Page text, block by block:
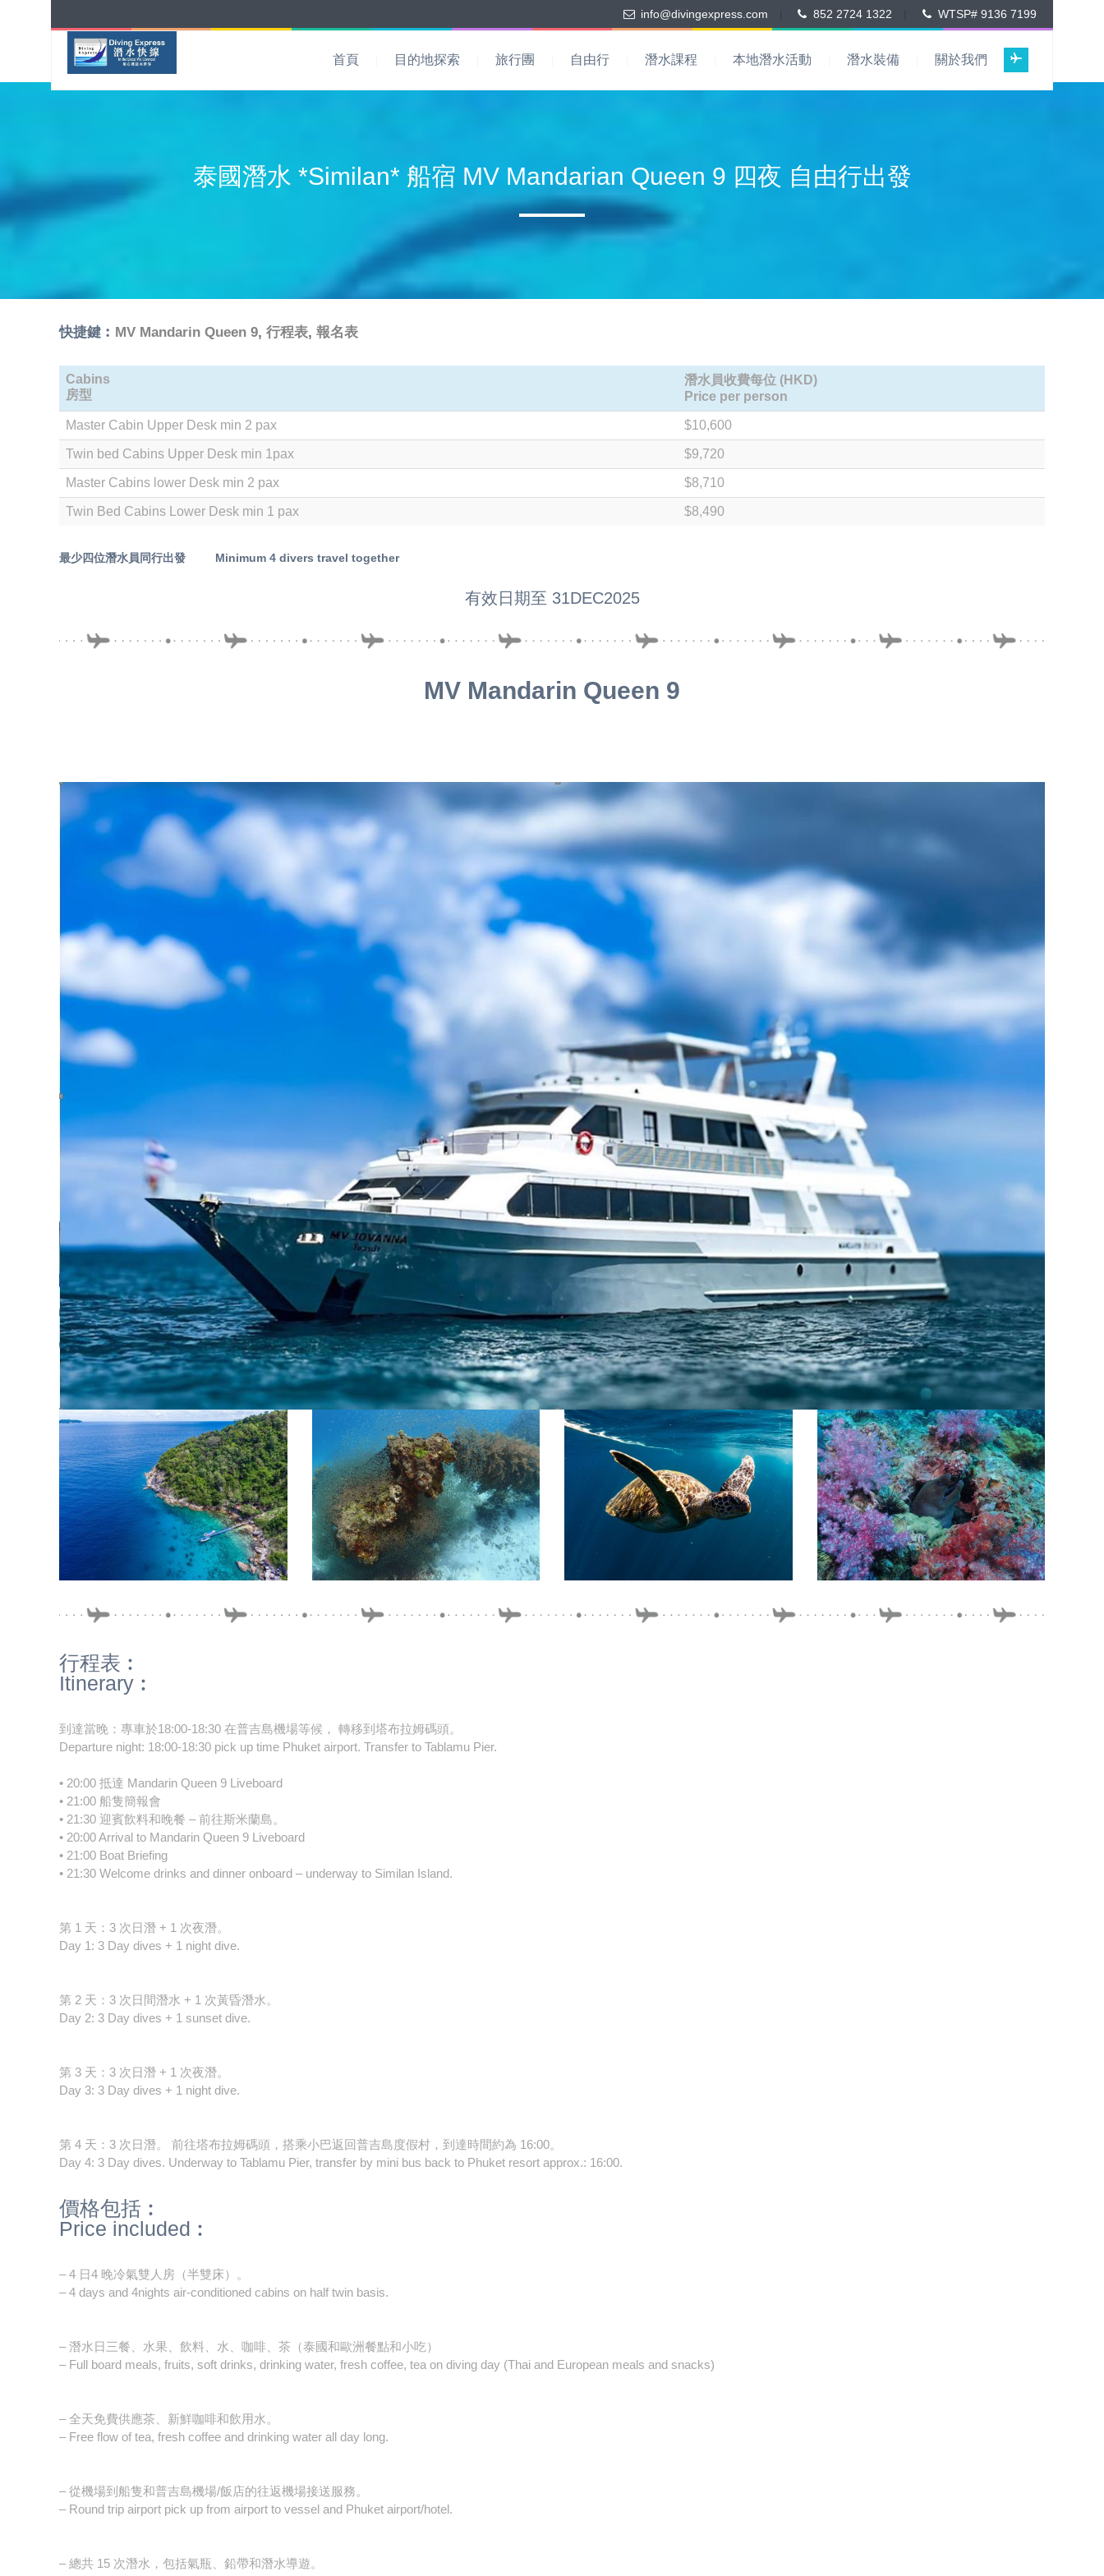
info@divingexpress.com 852 2724 1322 WTSP# 9136 7199
首頁 目的地探索 旅行團 自由行 潛水課程 本地潛水活動 潛水裝備 關於我們
泰國潛水 *Similan* 船宿 MV Mandarian Queen 9 四夜 自由行出發
快捷鍵︰ MV Mandarin Queen 9, 行程表, 報名表
Cabins
房型
潛水員收費每位 (HKD)
Price per person
Master Cabin Upper Desk min 2 pax $10,600
Twin bed Cabins Upper Desk min 1pax $9,720
Master Cabins lower Desk min 2 pax $8,710
Twin Bed Cabins Lower Desk min 1 pax $8,490
最少四位潛水員同行出發 Minimum 4 divers travel together
有效日期至 31DEC2025
MV Mandarin Queen 9
行程表︰
Itinerary︰
到達當晚：專車於18:00-18:30 在普吉島機場等候， 轉移到塔布拉姆碼頭。
Departure night: 18:00-18:30 pick up time Phuket airport. Transfer to Tablamu Pier.
• 20:00 抵達 Mandarin Queen 9 Liveboard
• 21:00 船隻簡報會
• 21:30 迎賓飲料和晚餐 – 前往斯米蘭島。
• 20:00 Arrival to Mandarin Queen 9 Liveboard
• 21:00 Boat Briefing
• 21:30 Welcome drinks and dinner onboard – underway to Similan Island.
第 1 天：3 次日潛 + 1 次夜潛。
Day 1: 3 Day dives + 1 night dive.
第 2 天：3 次日間潛水 + 1 次黃昏潛水。
Day 2: 3 Day dives + 1 sunset dive.
第 3 天：3 次日潛 + 1 次夜潛。
Day 3: 3 Day dives + 1 night dive.
第 4 天：3 次日潛。 前往塔布拉姆碼頭，搭乘小巴返回普吉島度假村，到達時間約為 16:00。
Day 4: 3 Day dives. Underway to Tablamu Pier, transfer by mini bus back to Phuket resort approx.: 16:00.
價格包括︰
Price included︰
– 4 日4 晚冷氣雙人房（半雙床）。
– 4 days and 4nights air-conditioned cabins on half twin basis.
– 潛水日三餐、水果、飲料、水、咖啡、茶（泰國和歐洲餐點和小吃）
– Full board meals, fruits, soft drinks, drinking water, fresh coffee, tea on diving day (Thai and European meals and snacks)
– 全天免費供應茶、新鮮咖啡和飲用水。
– Free flow of tea, fresh coffee and drinking water all day long.
– 從機場到船隻和普吉島機場/飯店的往返機場接送服務。
– Round trip airport pick up from airport to vessel and Phuket airport/hotel.
– 總共 15 次潛水，包括氣瓶、鉛帶和潛水導遊。